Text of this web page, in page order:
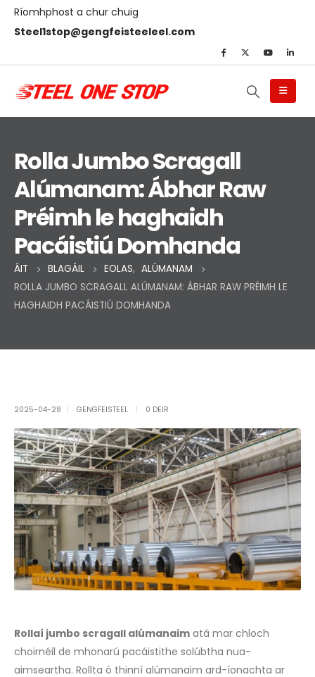
Ríomhphost a chur chuig
Steel1stop@gengfeisteeleel.com
Rolla Jumbo Scragall
Alúmanam: Ábhar Raw
Préimh le haghaidh
Pacáistiú Domhanda
ÁIT BLAGÁIL EOLAS, ALÚMANAM
ROLLA JUMBO SCRAGALL ALÚMANAM: ÁBHAR RAW PRÉIMH LE
HAGHAIDH PACÁISTIÚ DOMHANDA
2025-04-28 GENGFEISTEEL 0 DEIR
Rollaí jumbo scragall alúmanaim atá mar chloch
choirnéil de mhonarú pacáistithe solúbtha nua-
aimseartha. Rollta ó thinní alúmanaim ard-íonachta ar